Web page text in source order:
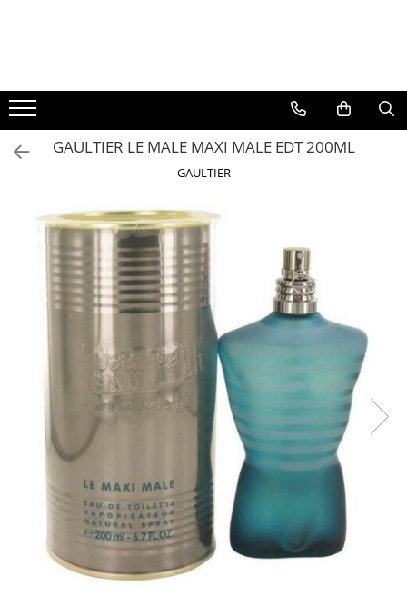
BERE
CAFEA
DEODORANTE
PARFUMURI
GAULTIER LE MALE MAXI MALE EDT 200ML
GAULTIER